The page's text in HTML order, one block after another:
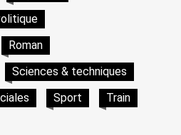
Roman
Sciences & techniques
Sport
Train